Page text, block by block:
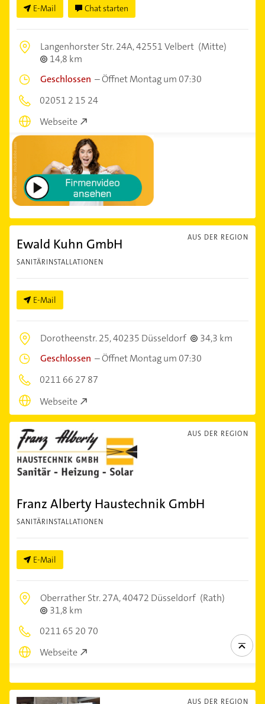
E-Mail Chat starten
Langenhorster Str. 24A,42551 Velbert (Mitte)
14,8 km
Geschlossen –Öffnet Montag um 07:30
02051 2 15 24
Webseite
AUS DER REGION
Ewald Kuhn GmbH
SANITÄRINSTALLATIONEN
E-Mail
Dorotheenstr. 25,40235 Düsseldorf
34,3 km
Geschlossen –Öffnet Montag um 07:30
0211 66 27 87
Webseite
AUS DER REGION
Franz Alberty Haustechnik GmbH
SANITÄRINSTALLATIONEN
E-Mail
Oberrather Str. 27A,40472 Düsseldorf (Rath)
31,8 km
0211 65 20 70
Webseite
AUS DER REGION